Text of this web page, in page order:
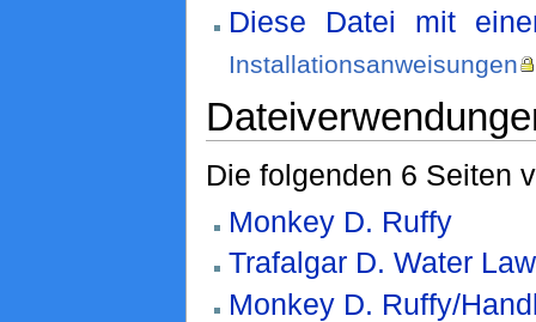
Diese Datei mit
Installationsanweisungen
Die folgenden 6 Seiten
Monkey D. Ruffy
Trafalgar D. Water Law
Monkey D. Ruffy/